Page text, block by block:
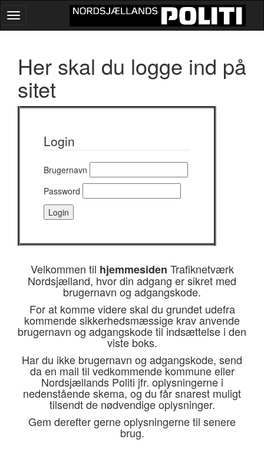
Toggle
navigation
Her skal du logge ind på
sitet
Login
Brugernavn
Password
Login
Velkommen til hjemmesiden Trafiknetværk
Nordsjælland, hvor din adgang er sikret med
brugernavn og adgangskode.
For at komme videre skal du grundet udefra
kommende sikkerhedsmæssige krav anvende
brugernavn og adgangskode til indsættelse i den
viste boks.
Har du ikke brugernavn og adgangskode, send
da en mail til vedkommende kommune eller
Nordsjællands Politi jfr. oplysningerne i
nedenstående skema, og du får snarest muligt
tilsendt de nødvendige oplysninger.
Gem derefter gerne oplysningerne til senere
brug.